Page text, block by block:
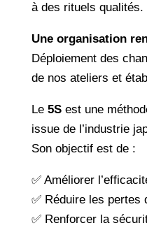
à des rituels qualités.
Une organisation
Déploiement des
de nos ateliers et
Le 5Sest une
issue de l’industrie
Son objectif est de :
✅ Améliorer
✅ Réduire les pertes
✅ Renforcer la